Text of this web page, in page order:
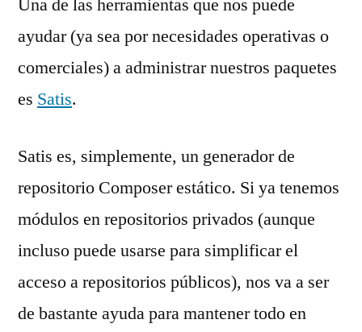
ayudar (ya sea por necesidades operativas o
comerciales) a administrar nuestros paquetes
es Satis.
Satis es, simplemente, un generador de
repositorio Composer estático. Si ya tenemos
módulos en repositorios privados (aunque
incluso puede usarse para simplificar el
acceso a repositorios públicos), nos va a ser
de bastante ayuda para mantener todo en